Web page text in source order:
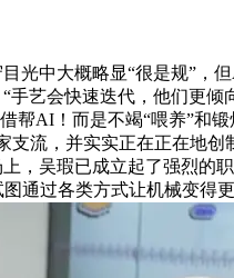
中大概略显“很是规”，
手艺会快速迭代，他们更
帮AI！而是不竭“喂养”
流，并实实正在正在地
，吴瑕已成立起了强烈
通过各类方式让机械变得